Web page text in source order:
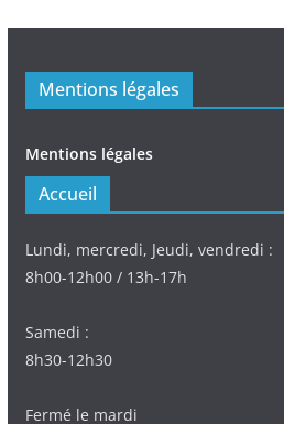
Mentions légales
Mentions légales
Accueil
Lundi, mercredi, Jeudi, vendredi :
8h00-12h00 / 13h-17h
Samedi :
8h30-12h30
Fermé le mardi